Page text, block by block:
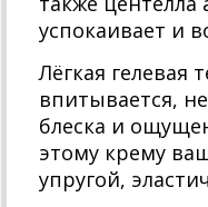
успокаивает и
Лёгкая гелевая
впитывается,
блеска и
этому крему
упругой,